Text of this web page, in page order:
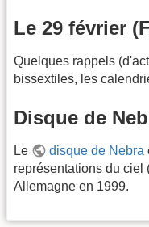
Le 29 février
Quelques rappels
bissextiles, les
Disque de
Le disque de Nebra
représentations du ciel
Allemagne en 1999.